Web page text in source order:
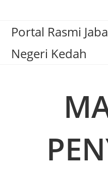
Portal Rasmi
Negeri Kedah